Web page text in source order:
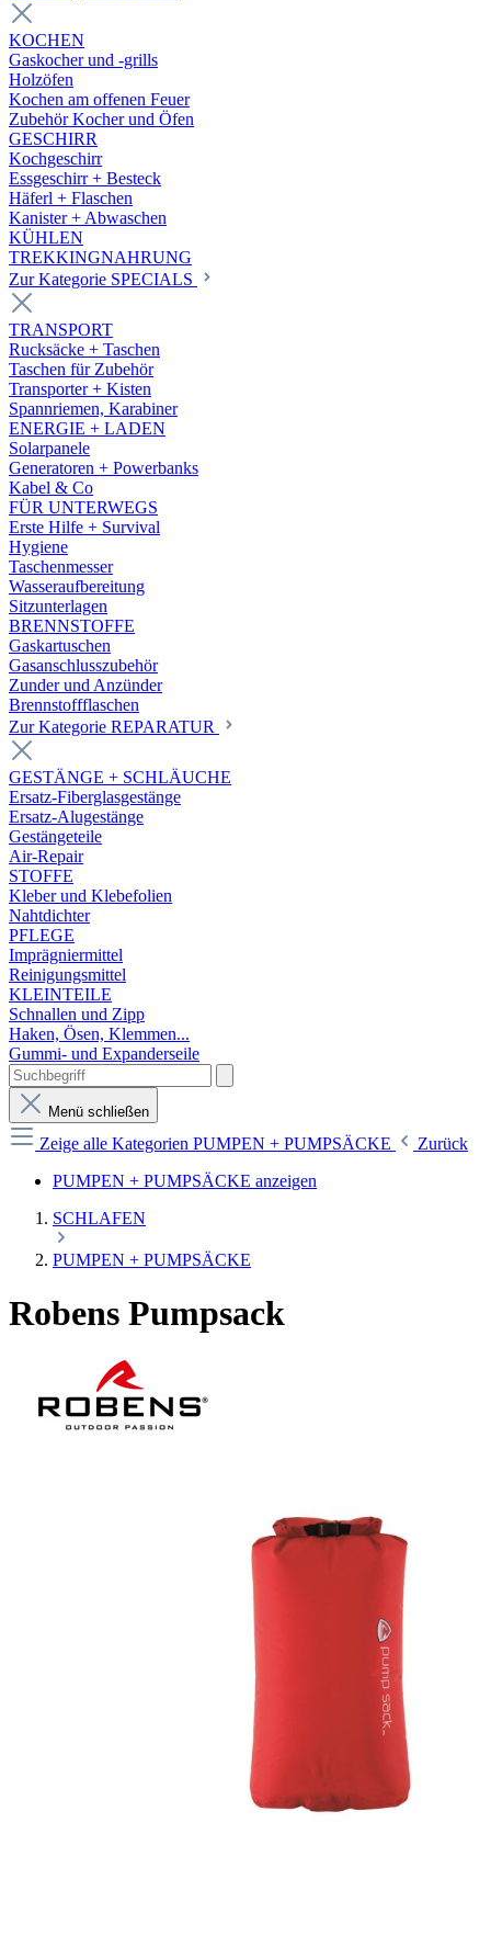
KOCHEN
Gaskocher und -grills
Holzöfen
Kochen am offenen Feuer
Zubehör Kocher und Öfen
GESCHIRR
Kochgeschirr
Essgeschirr + Besteck
Häferl + Flaschen
Kanister + Abwaschen
KÜHLEN
TREKKINGNAHRUNG
Zur Kategorie SPECIALS
TRANSPORT
Rucksäcke + Taschen
Taschen für Zubehör
Transporter + Kisten
Spannriemen, Karabiner
ENERGIE + LADEN
Solarpanele
Generatoren + Powerbanks
Kabel & Co
FÜR UNTERWEGS
Erste Hilfe + Survival
Hygiene
Taschenmesser
Wasseraufbereitung
Sitzunterlagen
BRENNSTOFFE
Gaskartuschen
Gasanschlusszubehör
Zunder und Anzünder
Brennstoffflaschen
Zur Kategorie REPARATUR
GESTÄNGE + SCHLÄUCHE
Ersatz-Fiberglasgestänge
Ersatz-Alugestänge
Gestängeteile
Air-Repair
STOFFE
Kleber und Klebefolien
Nahtdichter
PFLEGE
Imprägniermittel
Reinigungsmittel
KLEINTEILE
Schnallen und Zipp
Haken, Ösen, Klemmen...
Gummi- und Expanderseile
Menü schließen
Zeige alle Kategorien PUMPEN + PUMPSÄCKE
Zurück
PUMPEN + PUMPSÄCKE anzeigen
SCHLAFEN
PUMPEN + PUMPSÄCKE
Robens Pumpsack